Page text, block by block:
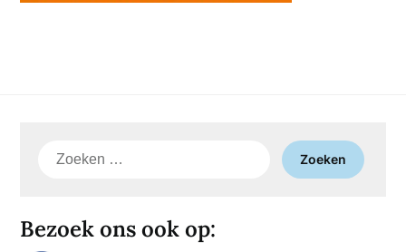
Zoeken
Bezoek ons ook op: